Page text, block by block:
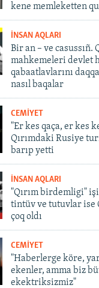
kene memleketten
İNSAN AQLARI
Bir an – ve casussıñ.
mahkemeleri devlet
qabaatlavlarını
nasıl baqalar
CEMİYET
"Er kes qaça, er kes
Qırımdaki Rusiye
barıp yetti
İNSAN AQLARI
"Qırım birdemligi"
tintüv ve tutuvlar ise
çoq oldı
CEMİYET
"Haberlerge köre,
ekenler, amma biz
ekektriksizmiz"